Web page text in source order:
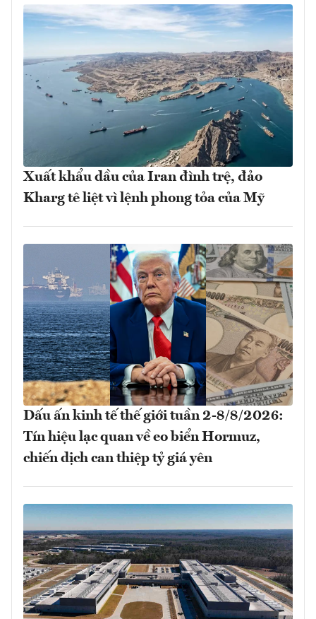
Xuất khẩu dầu của Iran đình trệ, đảo
Kharg tê liệt vì lệnh phong tỏa của Mỹ
Dấu ấn kinh tế thế giới tuần 2-8/8/2026:
Tín hiệu lạc quan về eo biển Hormuz,
chiến dịch can thiệp tỷ giá yên